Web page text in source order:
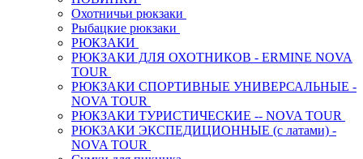
Охотничьи рюкзаки
Рыбацкие рюкзаки
РЮКЗАКИ
РЮКЗАКИ ДЛЯ ОХОТНИКОВ - ERMINE NOVA
TOUR
РЮКЗАКИ СПОРТИВНЫЕ УНИВЕРСАЛЬНЫЕ -
NOVA TOUR
РЮКЗАКИ ТУРИСТИЧЕСКИЕ -- NOVA TOUR
РЮКЗАКИ ЭКСПЕДИЦИОННЫЕ (с латами) -
NOVA TOUR